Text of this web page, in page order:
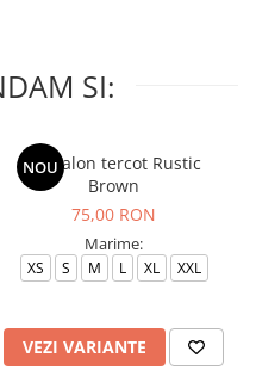
SI:
NOU
Pantalon tercot Rustic
Brown
75,00 RON
Marime:
XS S M L XL XXL
VEZI VARIANTE